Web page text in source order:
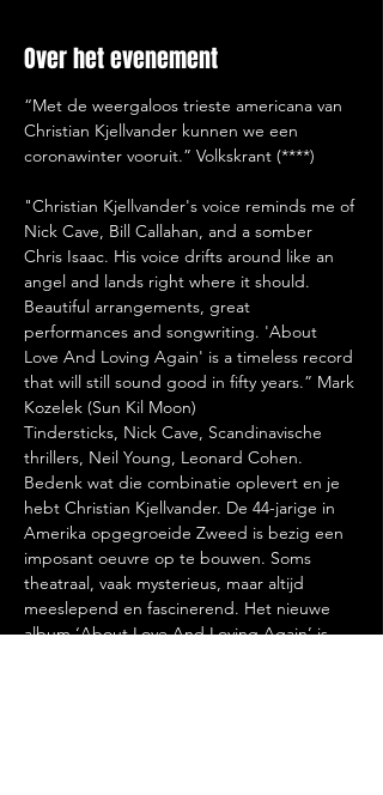
Over het evenement
“Met de weergaloos trieste americana van
Christian Kjellvander kunnen we een
coronawinter vooruit.” Volkskrant (****)
"Christian Kjellvander's voice reminds me of
Nick Cave, Bill Callahan, and a somber
Chris Isaac. His voice drifts around like an
angel and lands right where it should.
Beautiful arrangements, great
performances and songwriting. 'About
Love And Loving Again' is a timeless record
that will still sound good in fifty years.” Mark
Kozelek (Sun Kil Moon)
Tindersticks, Nick Cave, Scandinavische
thrillers, Neil Young, Leonard Cohen.
Bedenk wat die combinatie oplevert en je
hebt Christian Kjellvander. De 44-jarige in
Amerika opgegroeide Zweed is bezig een
imposant oeuvre op te bouwen. Soms
theatraal, vaak mysterieus, maar altijd
meeslepend en fascinerend. Het nieuwe
album ‘About Love And Loving Again’ is